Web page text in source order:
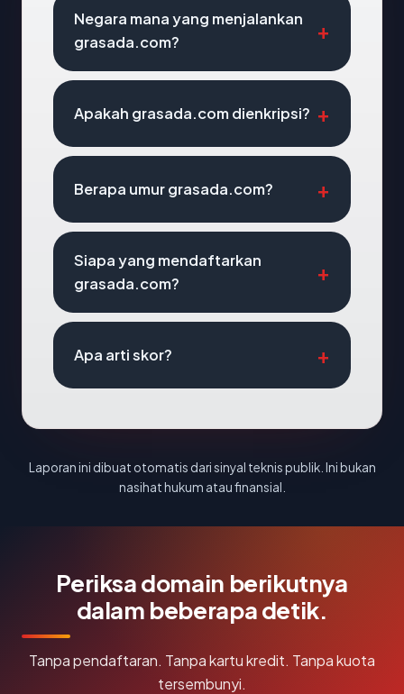
Negara mana yang menjalankan
grasada.com?
Apakah grasada.com dienkripsi?
Berapa umur grasada.com?
Siapa yang mendaftarkan
grasada.com?
Apa arti skor?
Laporan ini dibuat otomatis dari sinyal teknis publik. Ini bukan
nasihat hukum atau finansial.
Periksa domain berikutnya
dalam beberapa detik.
Tanpa pendaftaran. Tanpa kartu kredit. Tanpa kuota
tersembunyi.